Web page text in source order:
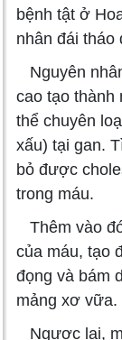
bệnh tật ở
nhân đái tháo
Nguyên
cao tạo thành
thể chuyên
xấu) tại gan.
bỏ được
trong máu.
Thêm vào
của máu, tạo
đọng và bám
mảng xơ vữa.
Ngược lại,